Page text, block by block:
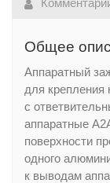
Общее
Аппаратный
для крепления
с
аппаратные
поверхности
одного
к выводам